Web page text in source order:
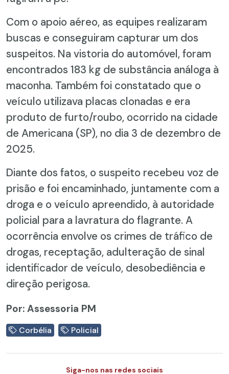
Com o apoio aéreo, as equipes realizaram
buscas e conseguiram capturar um dos
suspeitos. Na vistoria do automóvel, foram
encontrados 183 kg de substância análoga à
maconha. Também foi constatado que o
veículo utilizava placas clonadas e era
produto de furto/roubo, ocorrido na cidade
de Americana (SP), no dia 3 de dezembro de
2025.
Diante dos fatos, o suspeito recebeu voz de
prisão e foi encaminhado, juntamente com a
droga e o veículo apreendido, à autoridade
policial para a lavratura do flagrante. A
ocorrência envolve os crimes de tráfico de
drogas, receptação, adulteração de sinal
identificador de veículo, desobediência e
direção perigosa.
Por: Assessoria PM
Corbélia Policial
Siga-nos nas redes sociais